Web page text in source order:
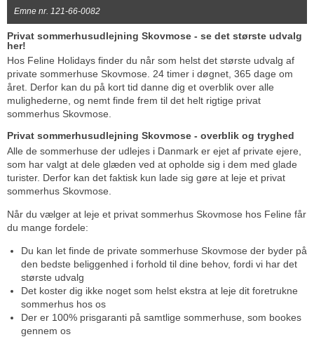
Emne nr. 121-66-0082
Privat sommerhusudlejning Skovmose - se det største udvalg
her!
Hos Feline Holidays finder du når som helst det største udvalg af
private sommerhuse Skovmose. 24 timer i døgnet, 365 dage om
året. Derfor kan du på kort tid danne dig et overblik over alle
mulighederne, og nemt finde frem til det helt rigtige privat
sommerhus Skovmose.
Privat sommerhusudlejning Skovmose - overblik og tryghed
Alle de sommerhuse der udlejes i Danmark er ejet af private ejere,
som har valgt at dele glæden ved at opholde sig i dem med glade
turister. Derfor kan det faktisk kun lade sig gøre at leje et privat
sommerhus Skovmose.
Når du vælger at leje et privat sommerhus Skovmose hos Feline får
du mange fordele:
Du kan let finde de private sommerhuse Skovmose der byder på
den bedste beliggenhed i forhold til dine behov, fordi vi har det
største udvalg
Det koster dig ikke noget som helst ekstra at leje dit foretrukne
sommerhus hos os
Der er 100% prisgaranti på samtlige sommerhuse, som bookes
gennem os